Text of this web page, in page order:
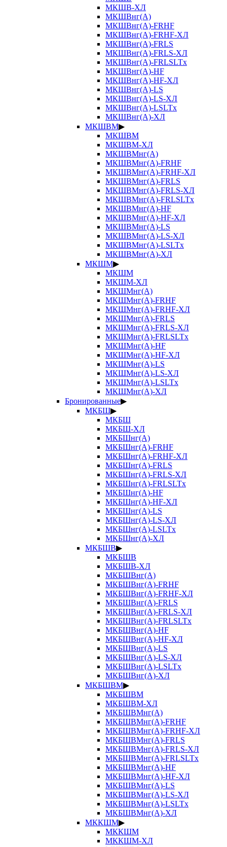
МКШВ-ХЛ
МКШВнг(А)
МКШВнг(А)-FRHF
МКШВнг(А)-FRHF-ХЛ
МКШВнг(А)-FRLS
МКШВнг(А)-FRLS-ХЛ
МКШВнг(А)-FRLSLTx
МКШВнг(А)-HF
МКШВнг(А)-HF-ХЛ
МКШВнг(А)-LS
МКШВнг(А)-LS-ХЛ
МКШВнг(А)-LSLTx
МКШВнг(А)-ХЛ
МКШВМ▶
МКШВМ
МКШВМ-ХЛ
МКШВМнг(А)
МКШВМнг(А)-FRHF
МКШВМнг(А)-FRHF-ХЛ
МКШВМнг(А)-FRLS
МКШВМнг(А)-FRLS-ХЛ
МКШВМнг(А)-FRLSLTx
МКШВМнг(А)-HF
МКШВМнг(А)-HF-ХЛ
МКШВМнг(А)-LS
МКШВМнг(А)-LS-ХЛ
МКШВМнг(А)-LSLTx
МКШВМнг(А)-ХЛ
МКШМ▶
МКШМ
МКШМ-ХЛ
МКШМнг(А)
МКШМнг(А)-FRHF
МКШМнг(А)-FRHF-ХЛ
МКШМнг(А)-FRLS
МКШМнг(А)-FRLS-ХЛ
МКШМнг(А)-FRLSLTx
МКШМнг(А)-HF
МКШМнг(А)-HF-ХЛ
МКШМнг(А)-LS
МКШМнг(А)-LS-ХЛ
МКШМнг(А)-LSLTx
МКШМнг(А)-ХЛ
Бронированные▶
МКБШ▶
МКБШ
МКБШ-ХЛ
МКБШнг(А)
МКБШнг(А)-FRHF
МКБШнг(А)-FRHF-ХЛ
МКБШнг(А)-FRLS
МКБШнг(А)-FRLS-ХЛ
МКБШнг(А)-FRLSLTx
МКБШнг(А)-HF
МКБШнг(А)-HF-ХЛ
МКБШнг(А)-LS
МКБШнг(А)-LS-ХЛ
МКБШнг(А)-LSLTx
МКБШнг(А)-ХЛ
МКБШВ▶
МКБШВ
МКБШВ-ХЛ
МКБШВнг(А)
МКБШВнг(А)-FRHF
МКБШВнг(А)-FRHF-ХЛ
МКБШВнг(А)-FRLS
МКБШВнг(А)-FRLS-ХЛ
МКБШВнг(А)-FRLSLTx
МКБШВнг(А)-HF
МКБШВнг(А)-HF-ХЛ
МКБШВнг(А)-LS
МКБШВнг(А)-LS-ХЛ
МКБШВнг(А)-LSLTx
МКБШВнг(А)-ХЛ
МКБШВМ▶
МКБШВМ
МКБШВМ-ХЛ
МКБШВМнг(А)
МКБШВМнг(А)-FRHF
МКБШВМнг(А)-FRHF-ХЛ
МКБШВМнг(А)-FRLS
МКБШВМнг(А)-FRLS-ХЛ
МКБШВМнг(А)-FRLSLTx
МКБШВМнг(А)-HF
МКБШВМнг(А)-HF-ХЛ
МКБШВМнг(А)-LS
МКБШВМнг(А)-LS-ХЛ
МКБШВМнг(А)-LSLTx
МКБШВМнг(А)-ХЛ
МККШМ▶
МККШМ
МККШМ-ХЛ